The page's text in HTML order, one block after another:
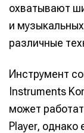
охватывают
и
различные
Инструмент
Instruments
может
Player, однако